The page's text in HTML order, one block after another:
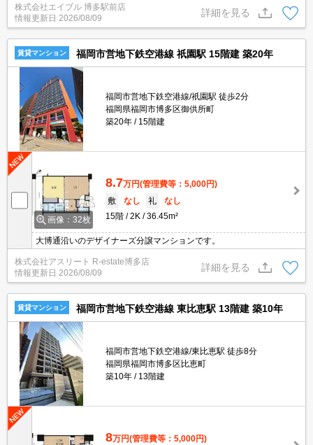
株式会社エイブル 博多駅前店
情報更新日 2026/08/09
詳細を見る
賃貸マンション 福岡市営地下鉄空港線 祇園駅 15階建 築20年
福岡市営地下鉄空港線/祇園駅 徒歩2分
福岡県福岡市博多区御供所町
築20年
15階建
画像：32枚
8.7万円(管理費等：5,000円)
敷
なし 礼
なし
15階
2K 36.45m²
大博通沿いのデザイナーズ分譲マンションです。
株式会社アスリート R-estate博多店
情報更新日 2026/08/09
詳細を見る
賃貸マンション 福岡市営地下鉄空港線 東比恵駅 13階建 築10年
福岡市営地下鉄空港線/東比恵駅 徒歩8分
福岡県福岡市博多区比恵町
築10年
13階建
8万円(管理費等：5,000円)